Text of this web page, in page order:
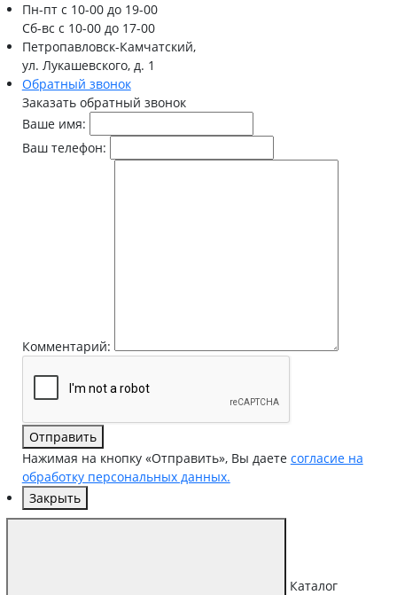
Пн-птс 10-00 до 19-00
Сб-вс с 10-00 до 17-00
Петропавловск-Камчатский,
ул. Лукашевского, д. 1
Обратный звонок
Заказать обратный звонок
Ваше имя:
Ваш телефон:
Комментарий:
Отправить
Нажимая на кнопку «Отправить», Вы даете согласие на
обработку персональных данных.
Закрыть
Каталог